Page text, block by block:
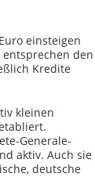
einsteigen
den
Kredite
kleinen
Generale-
aktiv. Auch sie
deutsche